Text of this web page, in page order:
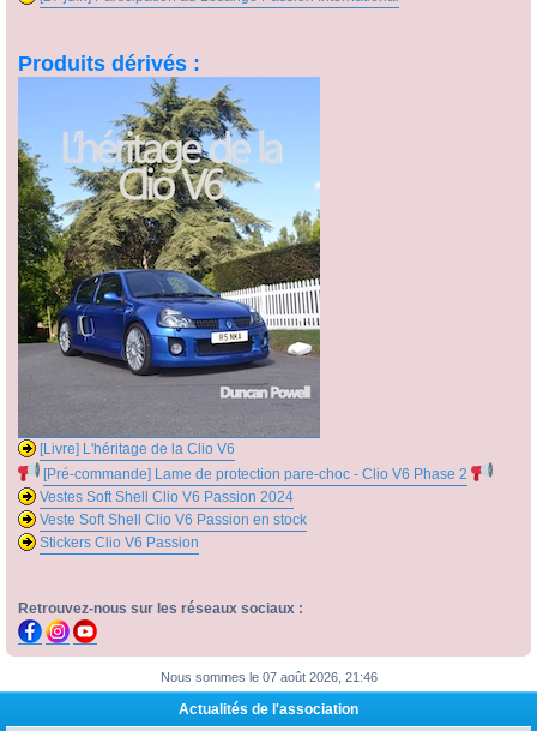
Produits dérivés :
[Livre] L'héritage de la Clio V6
[Pré-commande] Lame de protection pare-choc - Clio V6 Phase 2
Vestes Soft Shell Clio V6 Passion 2024
Veste Soft Shell Clio V6 Passion en stock
Stickers Clio V6 Passion
Retrouvez-nous sur les réseaux sociaux :
Nous sommes le 07 août 2026, 21:46
Actualités de l'association